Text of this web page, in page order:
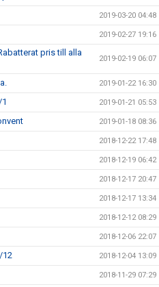
2019-03-20 04:48
2019-02-27 19:16
pris till alla
2019-02-19 06:07
2019-01-22 16:30
2019-01-21 05:53
2019-01-18 08:36
2018-12-22 17:48
2018-12-19 06:42
2018-12-17 20:47
2018-12-17 13:34
2018-12-12 08:29
2018-12-06 22:07
12 2018-12-04 13:09
2018-11-29 07:29